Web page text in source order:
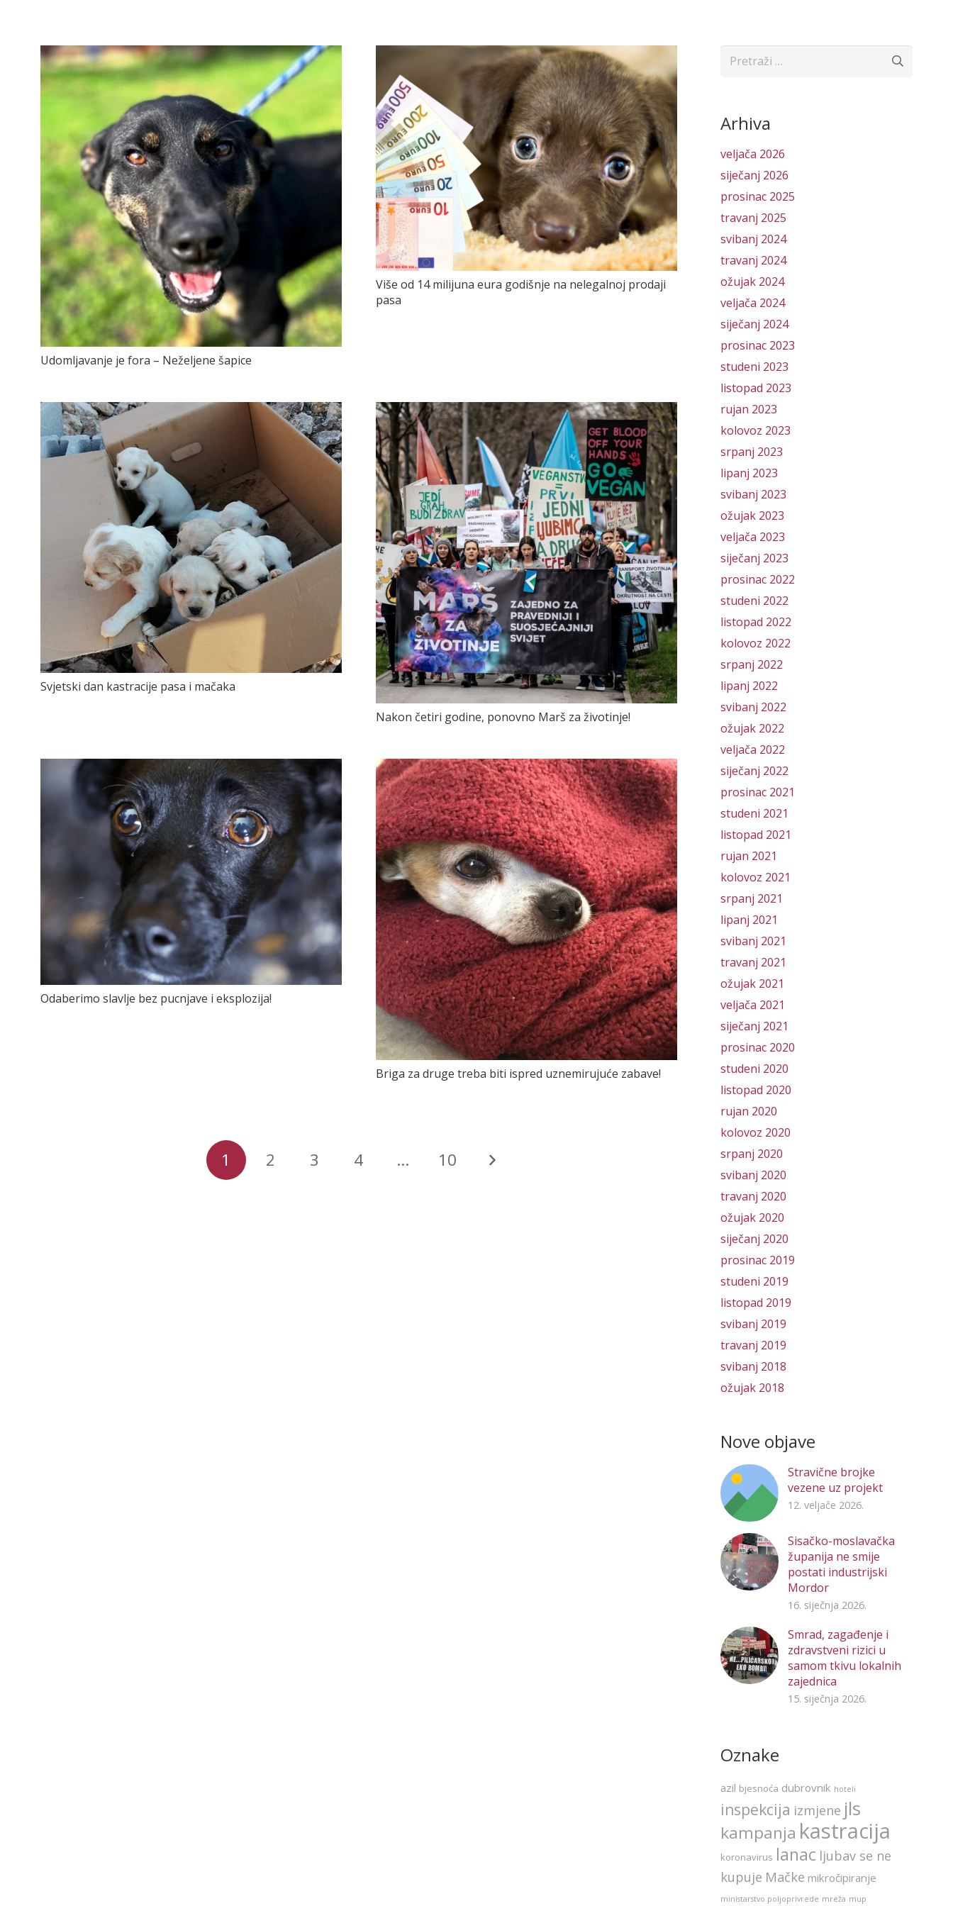
Udomljavanje je fora – Neželjene šapice
Više od 14 milijuna eura godišnje na nelegalnoj prodaji
pasa
Svjetski dan kastracije pasa i mačaka
Nakon četiri godine, ponovno Marš za životinje!
Odaberimo slavlje bez pucnjave i eksplozija!
Briga za druge treba biti ispred uznemirujuće zabave!
1 2 3 4 … 10
Pretraži:
Arhiva
veljača 2026
siječanj 2026
prosinac 2025
travanj 2025
svibanj 2024
travanj 2024
ožujak 2024
veljača 2024
siječanj 2024
prosinac 2023
studeni 2023
listopad 2023
rujan 2023
kolovoz 2023
srpanj 2023
lipanj 2023
svibanj 2023
ožujak 2023
veljača 2023
siječanj 2023
prosinac 2022
studeni 2022
listopad 2022
kolovoz 2022
srpanj 2022
lipanj 2022
svibanj 2022
ožujak 2022
veljača 2022
siječanj 2022
prosinac 2021
studeni 2021
listopad 2021
rujan 2021
kolovoz 2021
srpanj 2021
lipanj 2021
svibanj 2021
travanj 2021
ožujak 2021
veljača 2021
siječanj 2021
prosinac 2020
studeni 2020
listopad 2020
rujan 2020
kolovoz 2020
srpanj 2020
svibanj 2020
travanj 2020
ožujak 2020
siječanj 2020
prosinac 2019
studeni 2019
listopad 2019
svibanj 2019
travanj 2019
svibanj 2018
ožujak 2018
Nove objave
Stravične brojke
vezene uz projekt
12. veljače 2026.
Sisačko-moslavačka
županija ne smije
postati industrijski
Mordor
16. siječnja 2026.
Smrad, zagađenje i
zdravstveni rizici u
samom tkivu lokalnih
zajednica
15. siječnja 2026.
Oznake
azil bjesnoća dubrovnik hoteli
inspekcija izmjene jls
kampanja kastracija
koronavirus lanac ljubav se ne
kupuje Mačke mikročipiranje
ministarstvo poljoprivrede mreža mup